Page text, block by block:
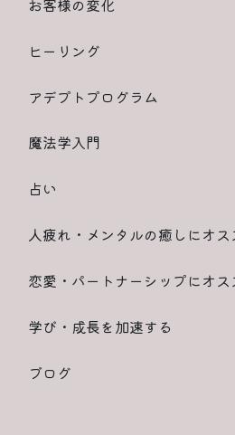
ヒーリング
アデプトプログラム
魔法学入門
占い
人疲れ・メンタルの癒しにオス
恋愛・パートナーシップにオス
学び・成長を加速する
ブログ